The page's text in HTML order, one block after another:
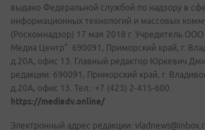
выдано Федеральной службой по надзору в
информационных технологий и массовых
(Роскомнадзор) 17 мая 2018 г. Учредитель
Медиа Центр". 690091, Приморский край, г.
д.20А, офис 13. Главный редактор Юркевич
редакции: 690091, Приморский край, г.
д.20А, офис 13. Тел.: +7 (423) 2-415-600.
https://mediadv.online/
Электронный адрес редакции: